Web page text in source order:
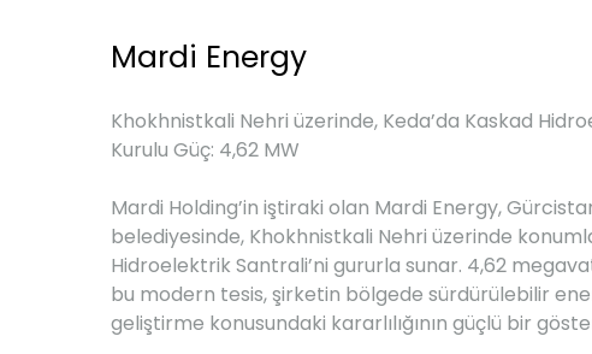
Mardi Energy
Khokhnistkali Nehri üzerinde, Keda’da Kaskad
Kurulu Güç: 4,62 MW
Mardi Holding’in iştiraki olan Mardi Energy,
belediyesinde, Khokhnistkali Nehri üzerinde
Hidroelektrik Santrali’ni gururla sunar. 4,62
bu modern tesis, şirketin bölgede sürdürülebilir
geliştirme konusundaki kararlılığının güçlü bir